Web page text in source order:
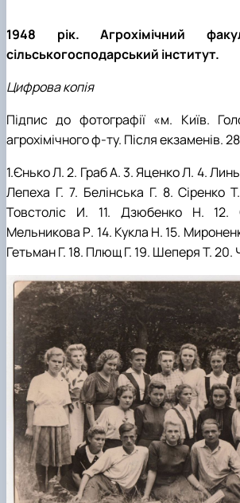
1948 рік. Агрохімічний
сільськогосподарський інститут.
Цифрова копія
Підпис до фотографії «м. Київ.
агрохімічного ф-ту. Після екзаменів.
1.Єнько Л. 2. Граб А. 3. Яценко Л. 4.
Лепеха Г. 7. Белінська Г. 8. Сіренко
Товстоліс И. 11. Дзюбенко Н. 12.
Мельникова Р. 14. Кукла Н. 15.
Гетьман Г. 18. Плющ Г. 19. Шеперя Т. 20.